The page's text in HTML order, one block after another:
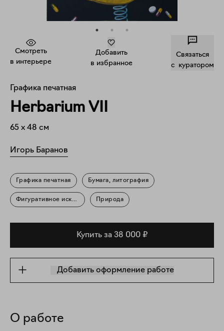
Смотреть
в интерьере
Добавить
в избранное
Связаться
c куратором
Графика печатная
Herbarium VII
65 x 48 см
Игорь Баранов
Графика печатная Бумага, литография
Фигуративное искусство Природа
Купить за 38 000 ₽
Добавить оформление работе
О работе